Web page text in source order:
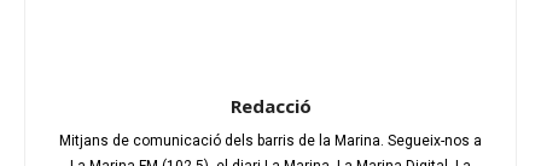
Redacció
Mitjans de comunicació dels barris de la Marina. Segueix-nos a